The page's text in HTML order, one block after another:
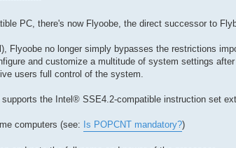
PC, there's now Flyoobe, the direct successor to
Flyoobe no longer simply bypasses the restrictions
and customize a multitude of system settings
users full control of the system.
the Intel® SSE4.2-compatible instruction set
computers (see: Is POPCNT mandatory?)